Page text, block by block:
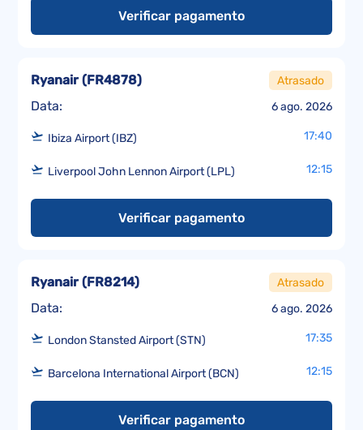
Verificar pagamento
Data: 6 ago. 2026
Ryanair(FR4878) Atrasado
Ibiza Airport (IBZ) 17:40
Liverpool John Lennon Airport (LPL) 12:15
Verificar pagamento
Data: 6 ago. 2026
Ryanair(FR8214) Atrasado
London Stansted Airport (STN) 17:35
Barcelona International Airport (BCN) 12:15
Verificar pagamento